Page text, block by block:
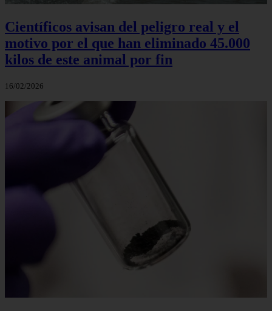
Científicos avisan del peligro real y el
motivo por el que han eliminado 45.000
kilos de este animal por fin
16/02/2026